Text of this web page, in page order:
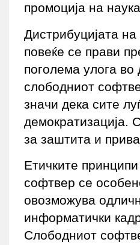
промоција на
Дистрибуцијата
повеќе се прави
поголема улога
слободниот
значи дека сите
демократизација.
за заштита и
Етичките
софтвер се
овозможува
информатички
Слободниот